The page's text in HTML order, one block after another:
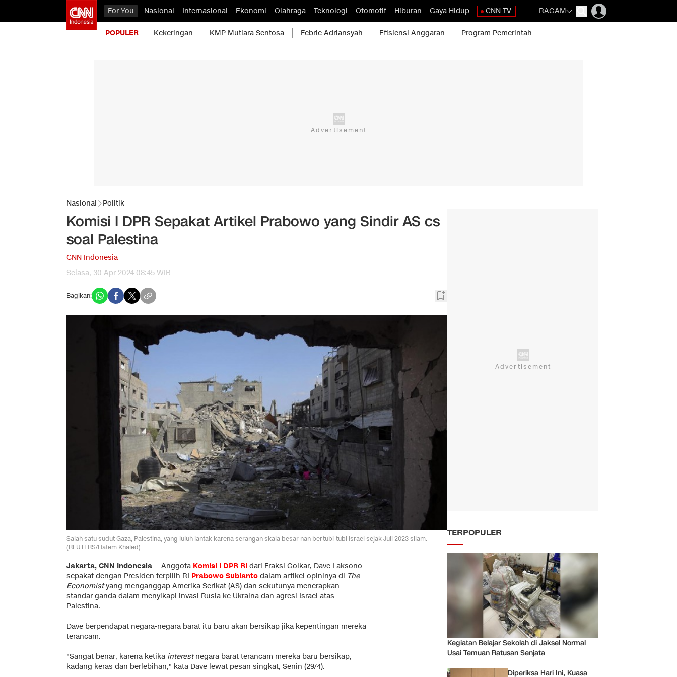
For You Nasional Internasional Ekonomi Olahraga Teknologi Otomotif Hiburan Gaya Hidup CNN TV RAGAM
POPULER Kekeringan KMP Mutiara Sentosa Febrie Adriansyah Efisiensi Anggaran Program Pemerintah
Nasional Politik
Komisi I DPR Sepakat Artikel Prabowo yang Sindir AS cs
soal Palestina
CNN Indonesia
Selasa, 30 Apr 2024 08:45 WIB
Bagikan:
Salah satu sudut Gaza, Palestina, yang luluh lantak karena serangan skala besar nan bertubi-tubi Israel sejak Juli 2023 silam.
(REUTERS/Hatem Khaled)
Jakarta, CNN Indonesia -- Anggota Komisi I DPR RI dari Fraksi Golkar, Dave Laksono
sepakat dengan Presiden terpilih RI Prabowo Subianto dalam artikel opininya di The
Economistyang menganggap Amerika Serikat (AS) dan sekutunya menerapkan
standar ganda dalam menyikapi invasi Rusia ke Ukraina dan agresi Israel atas
Palestina.
Dave berpendapat negara-negara barat itu baru akan bersikap jika kepentingan mereka
terancam.
"Sangat benar, karena ketika interestnegara barat terancam mereka baru bersikap,
kadang keras dan berlebihan," kata Dave lewat pesan singkat, Senin (29/4).
TERPOPULER
Kegiatan Belajar Sekolah di Jaksel Normal
Usai Temuan Ratusan Senjata
Diperiksa Hari Ini, Kuasa